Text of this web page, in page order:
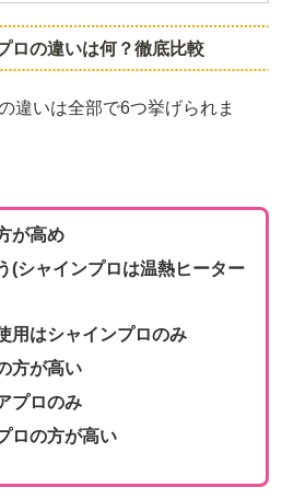
ロの違いは何？徹底比較
違いは全部で6つ挙げられま
が高め
(シャインプロは温熱ヒーター
用はシャインプロのみ
方が高い
プロのみ
ロの方が高い